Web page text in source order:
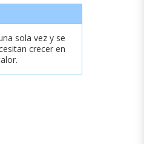
sola vez y se
crecer en